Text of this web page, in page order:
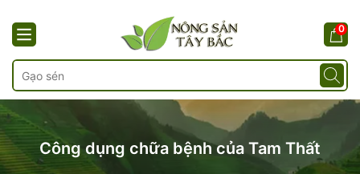
0
Công dụng chữa bệnh của Tam Thất